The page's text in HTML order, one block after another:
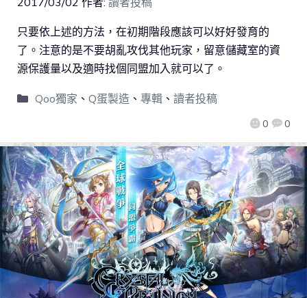
0 0
只要依上述的方法，在初期階段應該可以好好發育的
了。注意的是不要胡亂攻伐其他玩家，留意儲藏室的資
源保護量以及適時找個同盟加入就可以了。
Qoo獨家 、 Q蛋製造 、 專輯、 讀者投稿